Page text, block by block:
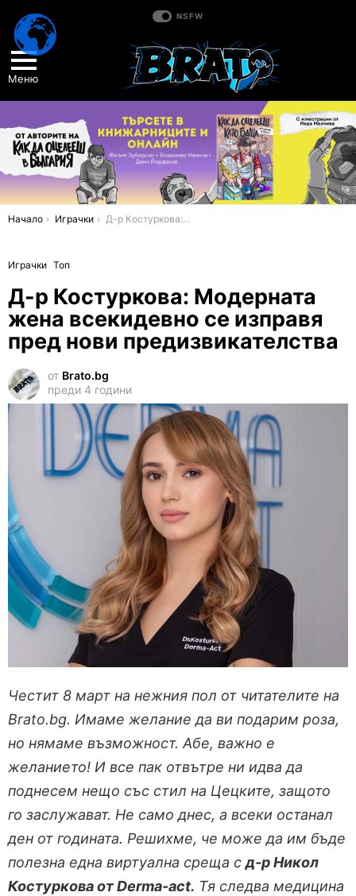
NSFW
Меню
You are here:
Начало Играчки Д-р Костуркова: Модерната жена всекидевно се изправя пред нови предизвикателства
Играчки Топ
Д-р Костуркова: Модерната
жена всекидевно се изправя
пред нови предизвикателства
от Brato.bg
преди 4 години
Честит 8 март на нежния пол от читателите на
Brato.bg. Имаме желание да ви подарим роза,
но нямаме възможност. Абе, важно е
желанието! И все пак отвътре ни идва да
поднесем нещо със стил на Цецките, защото
го заслужават. Не само днес, а всеки останал
ден от годината. Решихме, че може да им бъде
полезна една виртуална среща сд-р Никол
Костуркова отDerma-act. Тя следва медицина